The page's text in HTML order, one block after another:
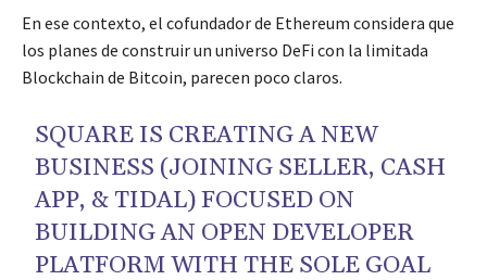
En ese contexto, el cofundador de Ethereum considera que
los planes de construir un universo DeFi con la limitada
Blockchain de Bitcoin, parecen poco claros.
SQUARE IS CREATING A NEW
BUSINESS (JOINING SELLER, CASH
APP, & TIDAL) FOCUSED ON
BUILDING AN OPEN DEVELOPER
PLATFORM WITH THE SOLE GOAL